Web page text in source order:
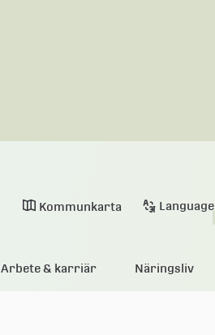
Kommunkarta Language
Arbete & karriär Näringsliv